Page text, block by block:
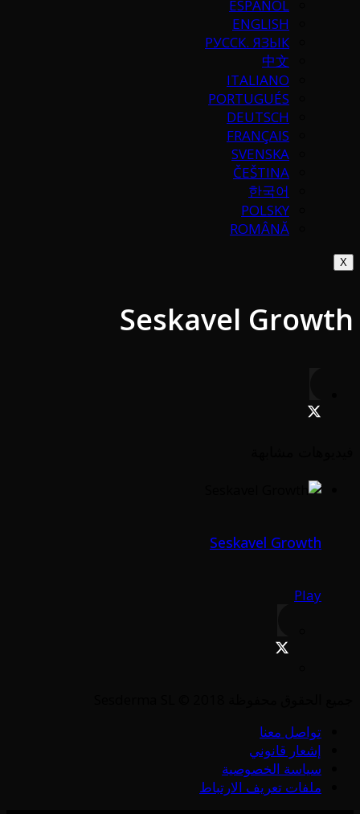
ESPAÑOL
ENGLISH
РУССК. ЯЗЫК
中文
ITALIANO
PORTUGUÉS
DEUTSCH
FRANÇAIS
SVENSKA
ČEŠTINA
한국어
POLSKY
ROMÂNĂ
X
Seskavel Growth
Seskavel Growth
Play
تواصل معنا
إشعار قانوني
سياسة الخصوصية
ملفات تعريف الارتباط